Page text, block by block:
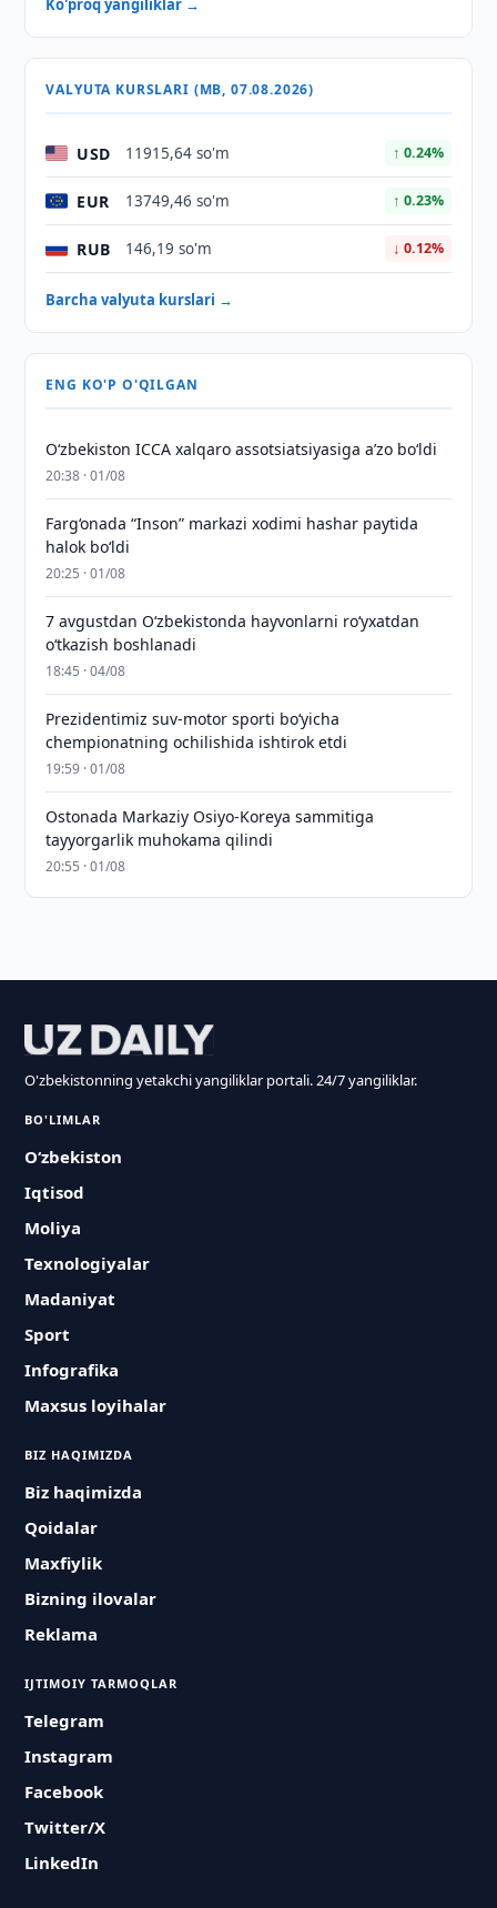
Ko'proq yangiliklar →
VALYUTA KURSLARI (MB, 07.08.2026)
USD 11915,64 so'm ↑ 0.24%
EUR 13749,46 so'm ↑ 0.23%
RUB 146,19 so'm ↓ 0.12%
Barcha valyuta kurslari →
ENG KO'P O'QILGAN
O‘zbekiston ICCA xalqaro assotsiatsiyasiga aʼzo bo‘ldi
20:38 · 01/08
Farg‘onada “Inson” markazi xodimi hashar paytida
halok bo‘ldi
20:25 · 01/08
7 avgustdan O‘zbekistonda hayvonlarni ro‘yxatdan
o‘tkazish boshlanadi
18:45 · 04/08
Prezidentimiz suv-motor sporti bo‘yicha
chempionatning ochilishida ishtirok etdi
19:59 · 01/08
Ostonada Markaziy Osiyo-Koreya sammitiga
tayyorgarlik muhokama qilindi
20:55 · 01/08
O'zbekistonning yetakchi yangiliklar portali. 24/7 yangiliklar.
BO'LIMLAR
O‘zbekiston
Iqtisod
Moliya
Texnologiyalar
Madaniyat
Sport
Infografika
Maxsus loyihalar
BIZ HAQIMIZDA
Biz haqimizda
Qoidalar
Maxfiylik
Bizning ilovalar
Reklama
IJTIMOIY TARMOQLAR
Telegram
Instagram
Facebook
Twitter/X
LinkedIn